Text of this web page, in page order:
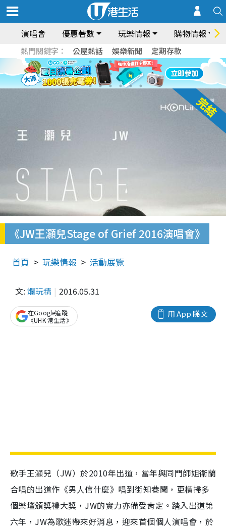
演唱會 優惠著數 玩樂情報 購物情報
熱門關鍵字： 公屋熱話 娛樂新聞 定期存款
《JW王灝兒Stage of Grief 2016演唱會》
首頁 玩樂情報 活動展覽
文: 爛玩精 2016.05.31
用 App 睇文
在Google追蹤
《UHK 港生活》
歌手王灝兒（JW）於2010年出道，當年與同門師姐衛蘭
合唱的出道作《男人信什麼》唱到街知巷聞，更橫掃多
個樂壇頒獎禮大獎， JW的實力亦備受肯定。踏入出道第
六年， JW為歌迷帶來好消息，迎來首個個人演唱會，於